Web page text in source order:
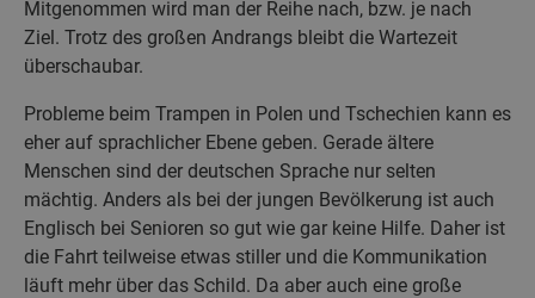
Mitgenommen wird man der Reihe nach, bzw. je nach
Ziel. Trotz des großen Andrangs bleibt die Wartezeit
überschaubar.
Probleme beim Trampen in Polen und Tschechien kann es
eher auf sprachlicher Ebene geben. Gerade ältere
Menschen sind der deutschen Sprache nur selten
mächtig. Anders als bei der jungen Bevölkerung ist auch
Englisch bei Senioren so gut wie gar keine Hilfe. Daher ist
die Fahrt teilweise etwas stiller und die Kommunikation
läuft mehr über das Schild. Da aber auch eine große